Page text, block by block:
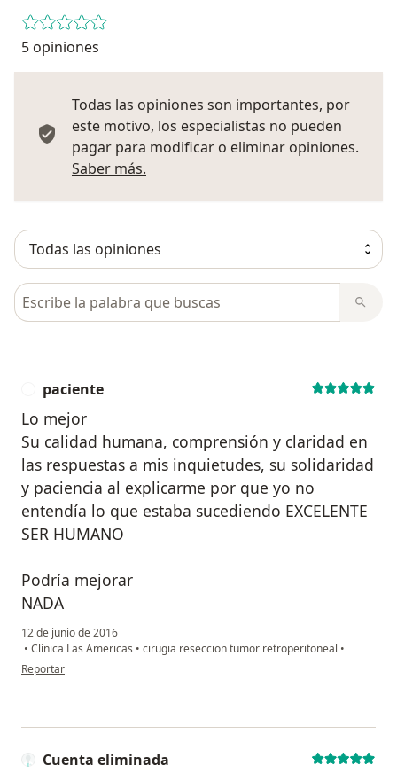
5 opiniones
Todas las opiniones son importantes, por
este motivo, los especialistas no pueden
pagar para modificar o eliminar opiniones.
Saber más.
Busca en opiniones
paciente
Lo mejor
Su calidad humana, comprensión y claridad en
las respuestas a mis inquietudes, su solidaridad
y paciencia al explicarme por que yo no
entendía lo que estaba sucediendo EXCELENTE
SER HUMANO
Podría mejorar
NADA
12 de junio de 2016
• Clínica Las Americas • cirugia reseccion tumor retroperitoneal •
en opinión del usuario paciente
Reportar
Cuenta eliminada